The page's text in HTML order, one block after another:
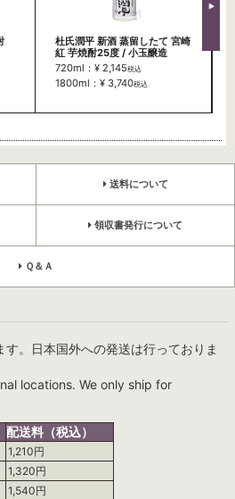
杜氏潤平 新酒 蒸留したて 宮崎
紅 芋焼酎25度 / 小玉醸造
720ml：¥ 2,145税込
1800ml：¥ 3,740税込
送料について
領収書発行について
Ｑ＆Ａ
。日本国外への発送は行っておりま
locations. We only ship for
配送料（税込）
1,210円
1,320円
1,540円